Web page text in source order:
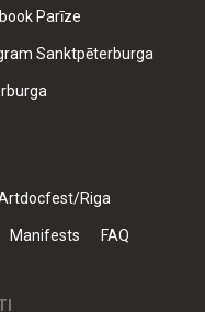
Parīze
Sanktpēterburga
Riga
Manifests FAQ